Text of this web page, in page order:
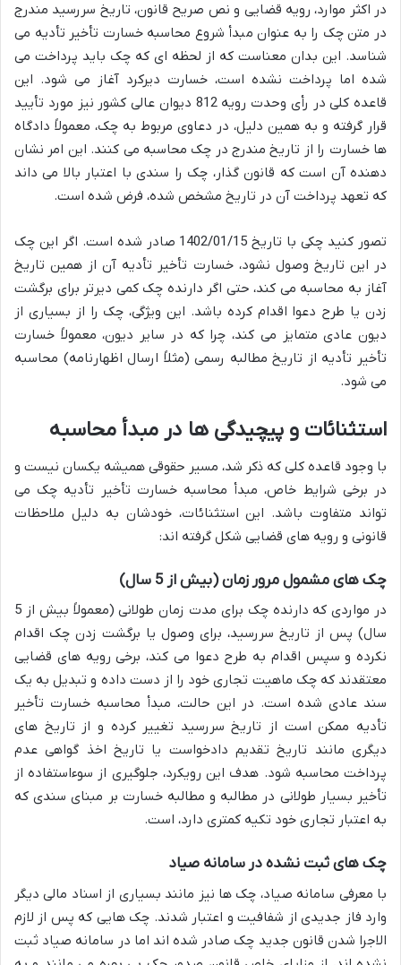
در اکثر موارد، رویه قضایی و نص صریح قانون، تاریخ سررسید مندرج
در متن چک را به عنوان مبدأ شروع محاسبه خسارت تأخیر تأدیه می
شناسد. این بدان معناست که از لحظه ای که چک باید پرداخت می
شده اما پرداخت نشده است، خسارت دیرکرد آغاز می شود. این
قاعده کلی در رأی وحدت رویه 812 دیوان عالی کشور نیز مورد تأیید
قرار گرفته و به همین دلیل، در دعاوی مربوط به چک، معمولاً دادگاه
ها خسارت را از تاریخ مندرج در چک محاسبه می کنند. این امر نشان
دهنده آن است که قانون گذار، چک را سندی با اعتبار بالا می داند
که تعهد پرداخت آن در تاریخ مشخص شده، فرض شده است.
تصور کنید چکی با تاریخ 1402/01/15 صادر شده است. اگر این چک
در این تاریخ وصول نشود، خسارت تأخیر تأدیه آن از همین تاریخ
آغاز به محاسبه می کند، حتی اگر دارنده چک کمی دیرتر برای برگشت
زدن یا طرح دعوا اقدام کرده باشد. این ویژگی، چک را از بسیاری از
دیون عادی متمایز می کند، چرا که در سایر دیون، معمولاً خسارت
تأخیر تأدیه از تاریخ مطالبه رسمی (مثلاً ارسال اظهارنامه) محاسبه
می شود.
استثنائات و پیچیدگی ها در مبدأ محاسبه
با وجود قاعده کلی که ذکر شد، مسیر حقوقی همیشه یکسان نیست و
در برخی شرایط خاص، مبدأ محاسبه خسارت تأخیر تأدیه چک می
تواند متفاوت باشد. این استثنائات، خودشان به دلیل ملاحظات
قانونی و رویه های قضایی شکل گرفته اند:
چک های مشمول مرور زمان (بیش از 5 سال)
در مواردی که دارنده چک برای مدت زمان طولانی (معمولاً بیش از 5
سال) پس از تاریخ سررسید، برای وصول یا برگشت زدن چک اقدام
نکرده و سپس اقدام به طرح دعوا می کند، برخی رویه های قضایی
معتقدند که چک ماهیت تجاری خود را از دست داده و تبدیل به یک
سند عادی شده است. در این حالت، مبدأ محاسبه خسارت تأخیر
تأدیه ممکن است از تاریخ سررسید تغییر کرده و از تاریخ های
دیگری مانند تاریخ تقدیم دادخواست یا تاریخ اخذ گواهی عدم
پرداخت محاسبه شود. هدف این رویکرد، جلوگیری از سوءاستفاده از
تأخیر بسیار طولانی در مطالبه و مطالبه خسارت بر مبنای سندی که
به اعتبار تجاری خود تکیه کمتری دارد، است.
چک های ثبت نشده در سامانه صیاد
با معرفی سامانه صیاد، چک ها نیز مانند بسیاری از اسناد مالی دیگر
وارد فاز جدیدی از شفافیت و اعتبار شدند. چک هایی که پس از لازم
الاجرا شدن قانون جدید چک صادر شده اند اما در سامانه صیاد ثبت